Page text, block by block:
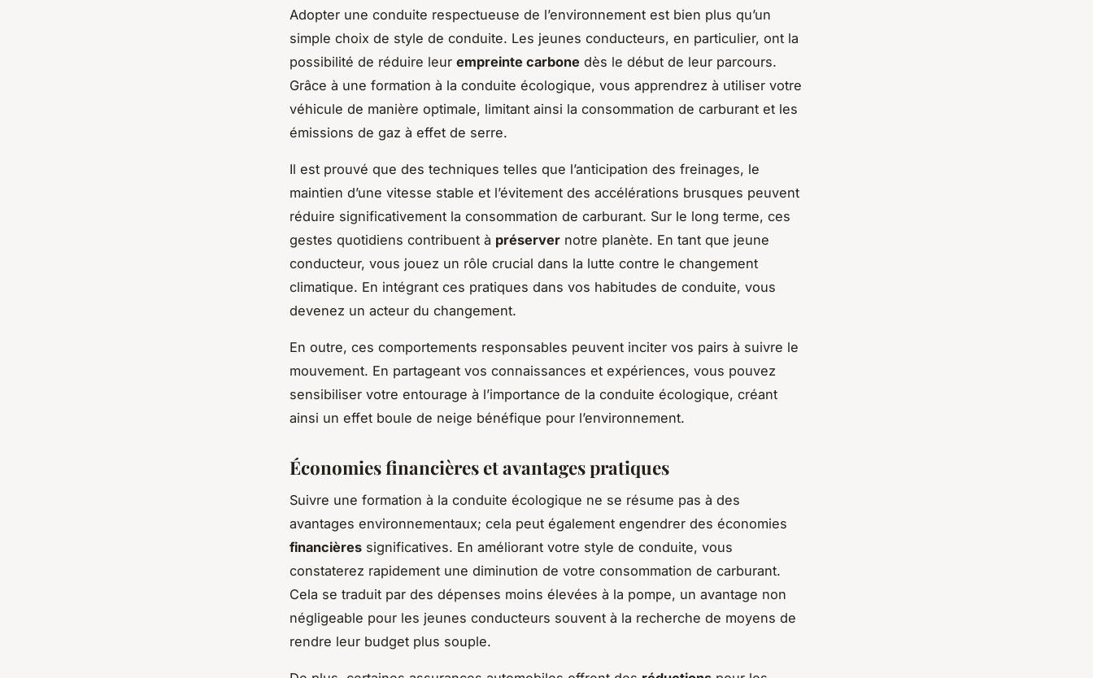
Adopter une conduite respectueuse de l’environnement est bien plus qu’un
simple choix de style de conduite. Les jeunes conducteurs, en particulier, ont la
possibilité de réduire leur empreinte carbone dès le début de leur parcours.
Grâce à une formation à la conduite écologique, vous apprendrez à utiliser votre
véhicule de manière optimale, limitant ainsi la consommation de carburant et les
émissions de gaz à effet de serre.
Il est prouvé que des techniques telles que l’anticipation des freinages, le
maintien d’une vitesse stable et l’évitement des accélérations brusques peuvent
réduire significativement la consommation de carburant. Sur le long terme, ces
gestes quotidiens contribuent à préserver notre planète. En tant que jeune
conducteur, vous jouez un rôle crucial dans la lutte contre le changement
climatique. En intégrant ces pratiques dans vos habitudes de conduite, vous
devenez un acteur du changement.
En outre, ces comportements responsables peuvent inciter vos pairs à suivre le
mouvement. En partageant vos connaissances et expériences, vous pouvez
sensibiliser votre entourage à l’importance de la conduite écologique, créant
ainsi un effet boule de neige bénéfique pour l’environnement.
Économies financières et avantages pratiques
Suivre une formation à la conduite écologique ne se résume pas à des
avantages environnementaux; cela peut également engendrer des économies
financières significatives. En améliorant votre style de conduite, vous
constaterez rapidement une diminution de votre consommation de carburant.
Cela se traduit par des dépenses moins élevées à la pompe, un avantage non
négligeable pour les jeunes conducteurs souvent à la recherche de moyens de
rendre leur budget plus souple.